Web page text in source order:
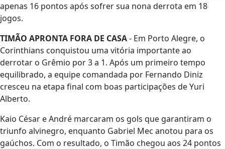
apenas 16 pontos após sofrer sua nona derrota em 18
jogos.
TIMÃO APRONTA FORA DE CASA- Em Porto Alegre, o
Corinthians conquistou uma vitória importante ao
derrotar o Grêmio por 3 a 1. Após um primeiro tempo
equilibrado, a equipe comandada por Fernando Diniz
cresceu na etapa final com boas participações de Yuri
Alberto.
Kaio César e André marcaram os gols que garantiram o
triunfo alvinegro, enquanto Gabriel Mec anotou para os
gaúchos. Com o resultado, o Timão chegou aos 24 pontos